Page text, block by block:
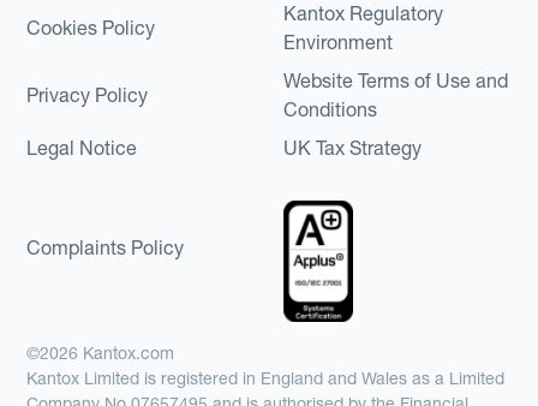
Cookies Policy
Kantox Regulatory
Environment
Privacy Policy
Website Terms of Use and
Conditions
Legal Notice
UK Tax Strategy
Complaints Policy
©2026 Kantox.com
Kantox Limited is registered in England and Wales as a Limited